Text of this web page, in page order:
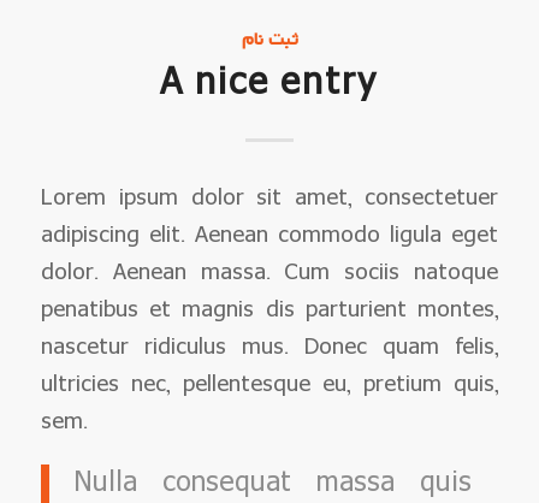
ثبت نام
A nice entry
Lorem ipsum dolor sit amet, consectetuer
adipiscing elit. Aenean commodo ligula eget
dolor. Aenean massa. Cum sociis natoque
penatibus et magnis dis parturient montes,
nascetur ridiculus mus. Donec quam felis,
ultricies nec, pellentesque eu, pretium quis,
sem.
Nulla consequat massa quis